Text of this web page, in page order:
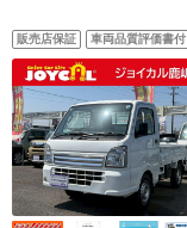
販売店保証 車両品質評価書付